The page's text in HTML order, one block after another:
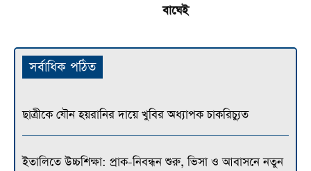
বাঘেই
সর্বাধিক পঠিত
ছাত্রীকে যৌন হয়রানির দায়ে খুবির অধ্যাপক চাকরিচ্যুত
ইতালিতে উচ্চশিক্ষা: প্রাক-নিবন্ধন শুরু, ভিসা ও আবাসনে নতুন